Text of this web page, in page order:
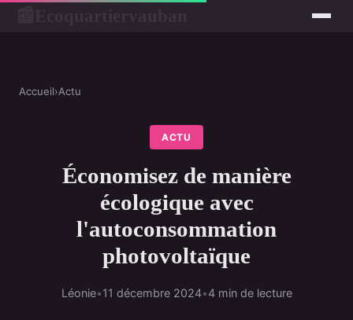
Accueil›Actu
ACTU
Économisez de manière
écologique avec
l'autoconsommation
photovoltaïque
Léonie•11 décembre 2024•4 min de lecture